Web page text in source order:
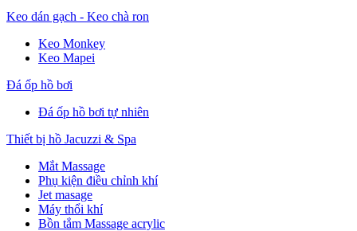
Keo dán gạch - Keo chà ron
Keo Monkey
Keo Mapei
Đá ốp hồ bơi
Đá ốp hồ bơi tự nhiên
Thiết bị hồ Jacuzzi & Spa
Mắt Massage
Phụ kiện điều chỉnh khí
Jet masage
Máy thổi khí
Bồn tắm Massage acrylic